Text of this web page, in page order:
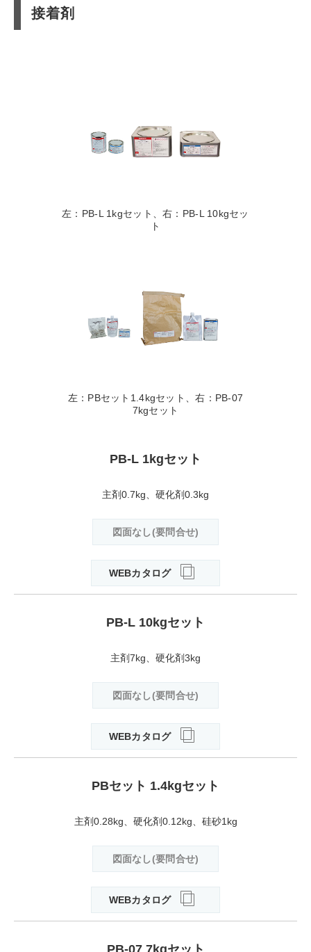
接着剤
左：PB-L 1kgセット、右：PB-L 10kgセッ
ト
左：PBセット1.4kgセット、右：PB-07
7kgセット
PB-L 1kgセット
主剤0.7kg、硬化剤0.3kg
図面なし(要問合せ)
WEBカタログ
PB-L 10kgセット
主剤7kg、硬化剤3kg
図面なし(要問合せ)
WEBカタログ
PBセット 1.4kgセット
主剤0.28kg、硬化剤0.12kg、硅砂1kg
図面なし(要問合せ)
WEBカタログ
PB-07 7kgセット